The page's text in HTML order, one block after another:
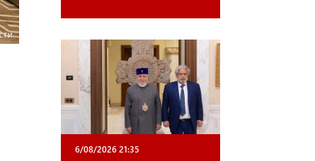
6/08/2026 21:35